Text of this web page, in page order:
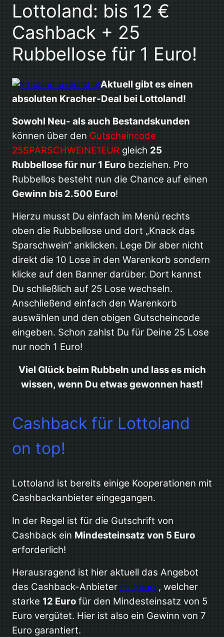
Lottoland: bis 12 €
Cashback + 25
Rubbellose für 1 Euro!
Aktuell gibt es einen
absoluten Kracher-Deal bei Lottoland!
Sowohl Neu- als auch Bestandskunden
können über den Gutscheincode
25SPARSCHWEINE1EUR gleich 25
Rubbellose für nur 1 Euro beziehen. Pro
Rubbellos besteht nun die Chance auf einen
Gewinn bis 2.500 Euro!
Hierzu musst Du einfach im Menü rechts
oben die Rubbellose und dort „Knack das
Sparschwein“ anklicken. Lege Dir aber nicht
direkt die 10 Lose in den Warenkorb sondern
klicke auf den Banner darüber. Dort kannst
Du schließlich auf 25 Lose wechseln.
Anschließend einfach den Warenkorb
auswählen und den obigen Gutscheincode
eingeben. Schon zahlst Du für Deine 25 Lose
nur noch 1 Euro!
Viel Glück beim Rubbeln und lass es mich
wissen, wenn Du etwas gewonnen hast!
Cashback für Lottoland
on top!
Lottoland ist bereits einige Kooperationen mit
Cashbackanbieter eingegangen.
In der Regel ist für die Gutschrift von
Cashback ein Mindesteinsatz von 5 Euro
erforderlich!
Herausragend ist hier aktuell das Angebot
des Cashback-Anbieter Getmore, welcher
starke 12 Euro für den Mindesteinsatz von 5
Euro vergütet. Hier ist also ein Gewinn von 7
Euro garantiert.